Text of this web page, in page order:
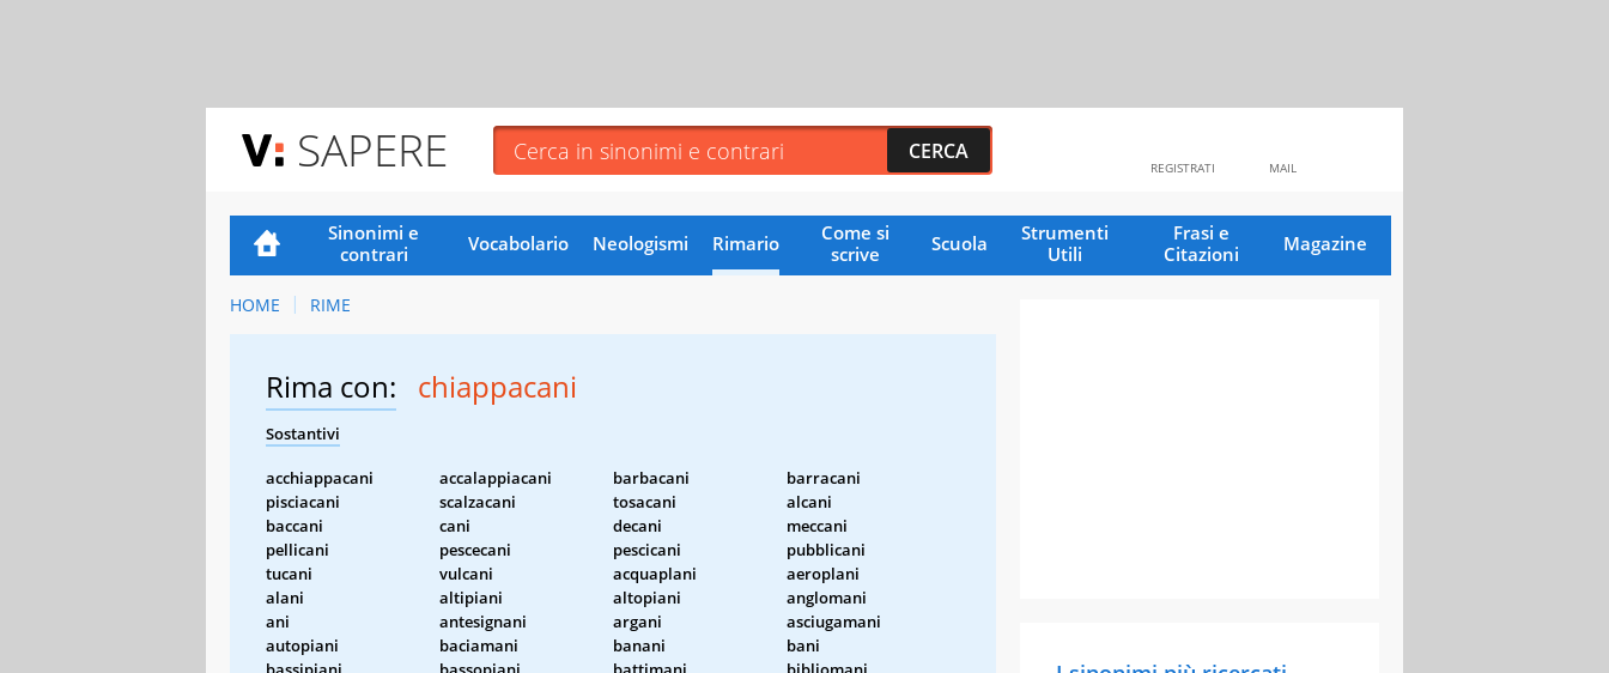
SAPERE MAIL
REGISTRATI
Sinonimi e
contrari
Vocabolario Neologismi Rimario
Come si
scrive
Scuola
Strumenti
Utili
Frasi e
Citazioni
Magazine
HOME RIME
Rima con: chiappacani
Sostantivi
acchiappacani accalappiacani barbacani
barracani
pisciacani
scalzacani tosacani
alcani
baccani
cani decani
meccani
pellicani
pescecani pescicani
pubblicani
tucani
vulcani acquaplani
aeroplani
alani
altipiani altopiani
anglomani
ani
antesignani argani
asciugamani
autopiani
baciamani banani
bani